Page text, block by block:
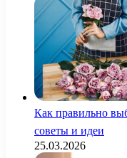
Как правильно
советы и идеи
25.03.2026